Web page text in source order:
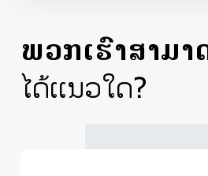
ພວກເຮົາສາມາ
ໄດ້ເເນວໃດ?